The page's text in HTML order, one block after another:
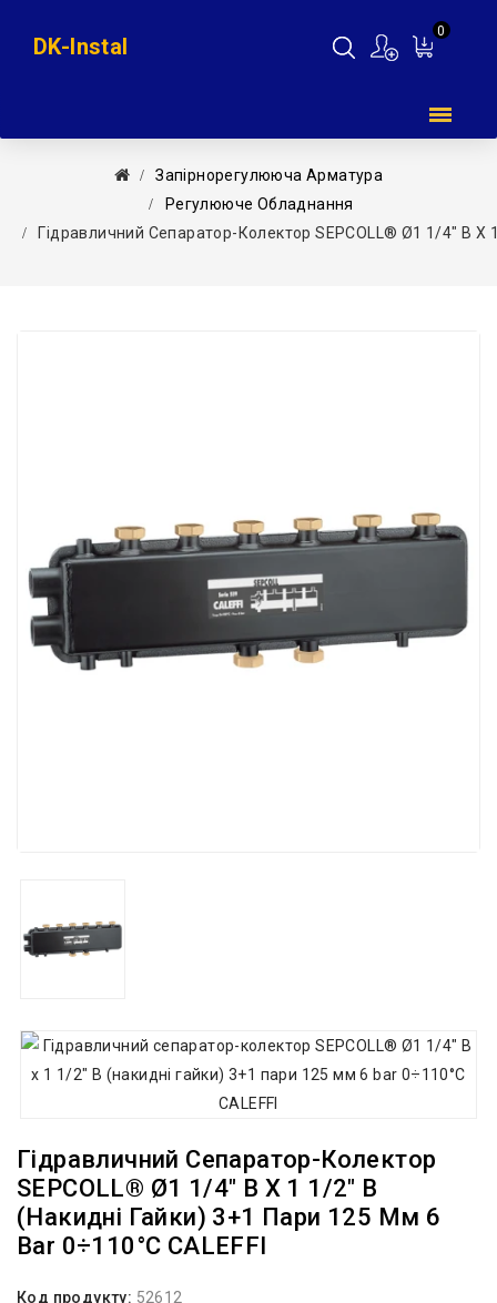
0
DK-Instal
Запірнорегулююча Арматура
Регулююче Обладнання
Гідравличний Сепаратор-Колектор SEPCOLL® Ø1 1/4″ В X
Гідравличний Сепаратор-Колектор
SEPCOLL® Ø1 1/4″ В X 1 1/2″ В
(накидні Гайки) 3+1 Пари 125 Мм 6
Bar 0÷110°C CALEFFI
Код продукту: 52612